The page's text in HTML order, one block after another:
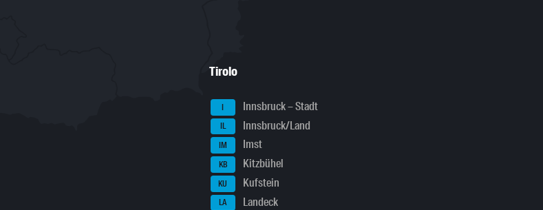
Tirolo
I Innsbruck – Stadt
IL Innsbruck/Land
IM Imst
KB Kitzbühel
KU Kufstein
LA Landeck